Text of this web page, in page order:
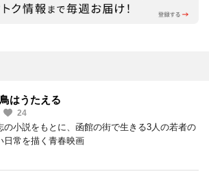
はうたえる
24
の小説をもとに、函館の街で生きる3人の若者の
日常を描く青春映画